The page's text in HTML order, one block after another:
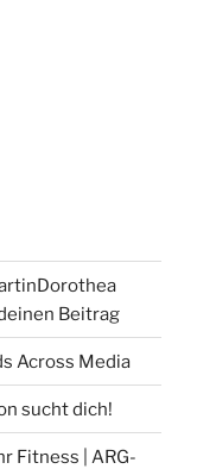
Beitrag
Across Media
sucht dich!
Fitness | ARG-